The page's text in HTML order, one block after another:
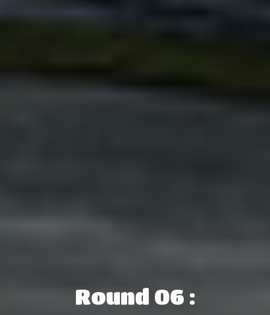
Round 06 :